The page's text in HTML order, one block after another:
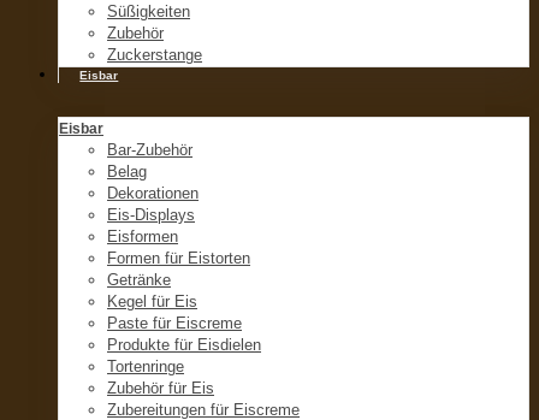
Süßigkeiten
Zubehör
Zuckerstange
Eisbar
Eisbar
Bar-Zubehör
Belag
Dekorationen
Eis-Displays
Eisformen
Formen für Eistorten
Getränke
Kegel für Eis
Paste für Eiscreme
Produkte für Eisdielen
Tortenringe
Zubehör für Eis
Zubereitungen für Eiscreme